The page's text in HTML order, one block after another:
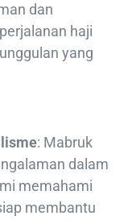
dan
haji
yang
: Mabruk
dalam
memahami
membantu